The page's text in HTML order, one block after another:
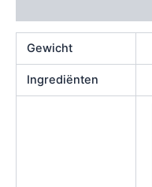
Gewicht
Ingrediënten